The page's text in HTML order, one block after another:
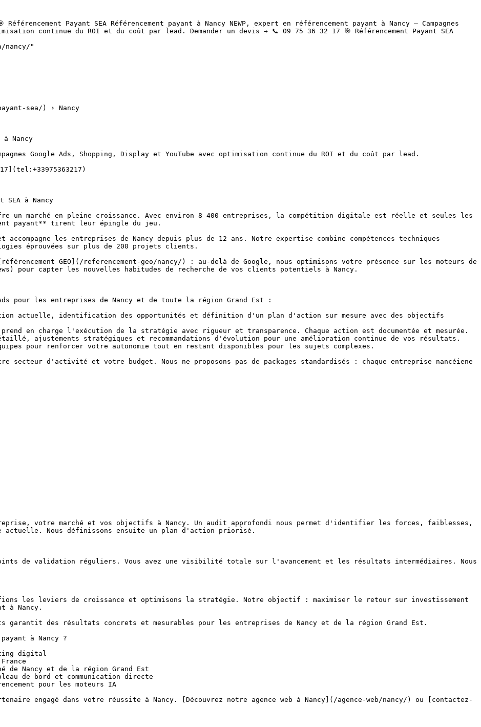
Payant SEA Référencement payant à Nancy NEWP, expert en référencement payant à Nancy — Campagnes
continue du ROI et du coût par lead. Demander un devis → 📞 09 75 36 32 17 🎯 Référencement Payant SEA
nancy/"
sea/) › Nancy
Google Ads, Shopping, Display et YouTube avec optimisation continue du ROI et du coût par lead.
un marché en pleine croissance. Avec environ 8 400 entreprises, la compétition digitale est réelle et seules les
payant** tirent leur épingle du jeu.
accompagne les entreprises de Nancy depuis plus de 12 ans. Notre expertise combine compétences techniques
éprouvées sur plus de 200 projets clients.
GEO](/referencement-geo/nancy/) : au-delà de Google, nous optimisons votre présence sur les moteurs de
pour capter les nouvelles habitudes de recherche de vos clients potentiels à Nancy.
Ads pour les entreprises de Nancy et de toute la région Grand Est :
actuelle, identification des opportunités et définition d'un plan d'action sur mesure avec des objectifs
en charge l'exécution de la stratégie avec rigueur et transparence. Chaque action est documentée et mesurée.
ajustements stratégiques et recommandations d'évolution pour une amélioration continue de vos résultats.
pour renforcer votre autonomie tout en restant disponibles pour les sujets complexes.
secteur d'activité et votre budget. Nous ne proposons pas de packages standardisés : chaque entreprise nancéiene
votre marché et vos objectifs à Nancy. Un audit approfondi nous permet d'identifier les forces, faiblesses,
actuelle. Nous définissons ensuite un plan d'action priorisé.
de validation réguliers. Vous avez une visibilité totale sur l'avancement et les résultats intermédiaires. Nous
les leviers de croissance et optimisons la stratégie. Notre objectif : maximiser le retour sur investissement
à Nancy.
garantit des résultats concrets et mesurables pour les entreprises de Nancy et de la région Grand Est.
à Nancy ?
digital
de Nancy et de la région Grand Est
de bord et communication directe
pour les moteurs IA
engagé dans votre réussite à Nancy. [Découvrez notre agence web à Nancy](/agence-web/nancy/) ou [contactez-